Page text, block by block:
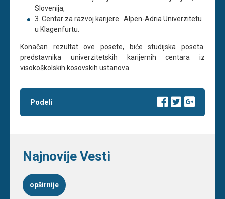
Slovenija,
Centar za razvoj karijere Alpen-Adria Univerzitetu
u Klagenfurtu.
Konačan rezultat ove posete, biće studijska poseta
predstavnika univerzitetskih karijernih centara iz
visokoškolskih kosovskih ustanova.
Podeli
Najnovije Vesti
opširnije